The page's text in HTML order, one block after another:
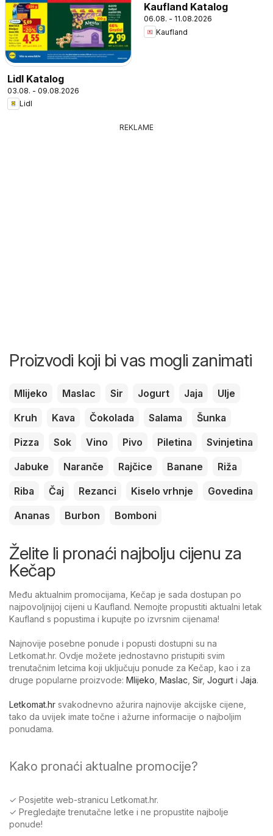
Lidl Katalog
03.08. - 09.08.2026
Lidl
Kaufland Katalog
06.08. - 11.08.2026
Kaufland
REKLAME
Proizvodi koji bi vas mogli zanimati
Mlijeko Maslac Sir Jogurt Jaja
Ulje
Kruh
Kava Čokolada Salama
Šunka
Pizza
Sok Vino Pivo Piletina
Svinjetina
Jabuke
Naranče Rajčice Banane
Riža
Riba
Čaj Rezanci Kiselo vrhnje
Govedina
Ananas
Burbon Bomboni
Želite li pronaći najbolju cijenu za
Kečap
Među aktualnim promocijama, Kečap je sada dostupan po
najpovoljnijoj cijeni u Kaufland. Nemojte propustiti aktualni letak
Kaufland s popustima i kupujte po izvrsnim cijenama!
Najnovije posebne ponude i popusti dostupni su na
Letkomat.hr. Ovdje možete jednostavno pristupiti svim
trenutačnim letcima koji uključuju ponude za Kečap, kao i za
druge popularne proizvode: Mlijeko Maslac Sir, Jogurt i Jaja.
Letkomat.hr svakodnevno ažurira najnovije akcijske cijene,
tako da uvijek imate točne i ažurne informacije o najboljim
ponudama.
Kako pronaći aktualne promocije?
✓ Posjetite web-stranicu Letkomat.hr.
✓ Pregledajte trenutačne letke i ne propustite najbolje
ponude!